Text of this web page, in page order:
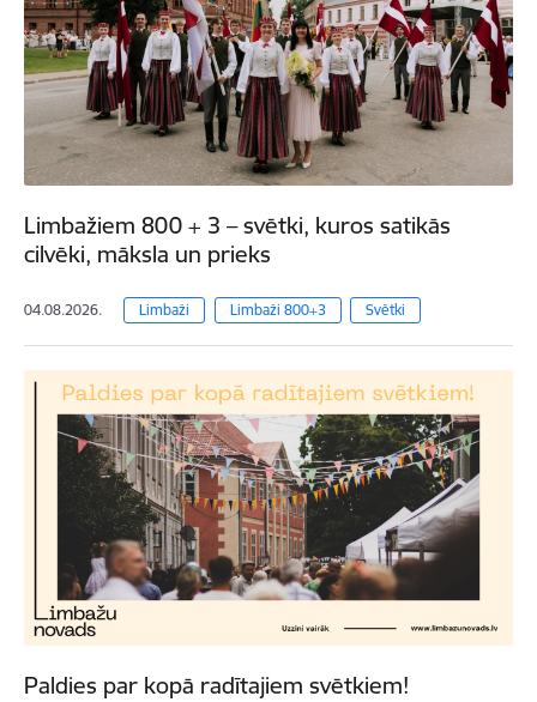
Limbažiem 800 + 3 – svētki, kuros satikās
cilvēki, māksla un prieks
04.08.2026. Limbaži Limbaži 800+3 Svētki
Paldies par kopā radītajiem svētkiem!